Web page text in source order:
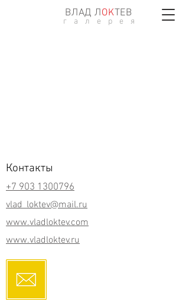
ВЛАД ЛОKТЕВ
г а л е р е я
Контакты
+7 903 1300796
vlad_loktev@mail.ru
www.vladloktev.com
www.vladloktev.ru